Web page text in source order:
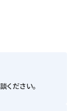
ください。